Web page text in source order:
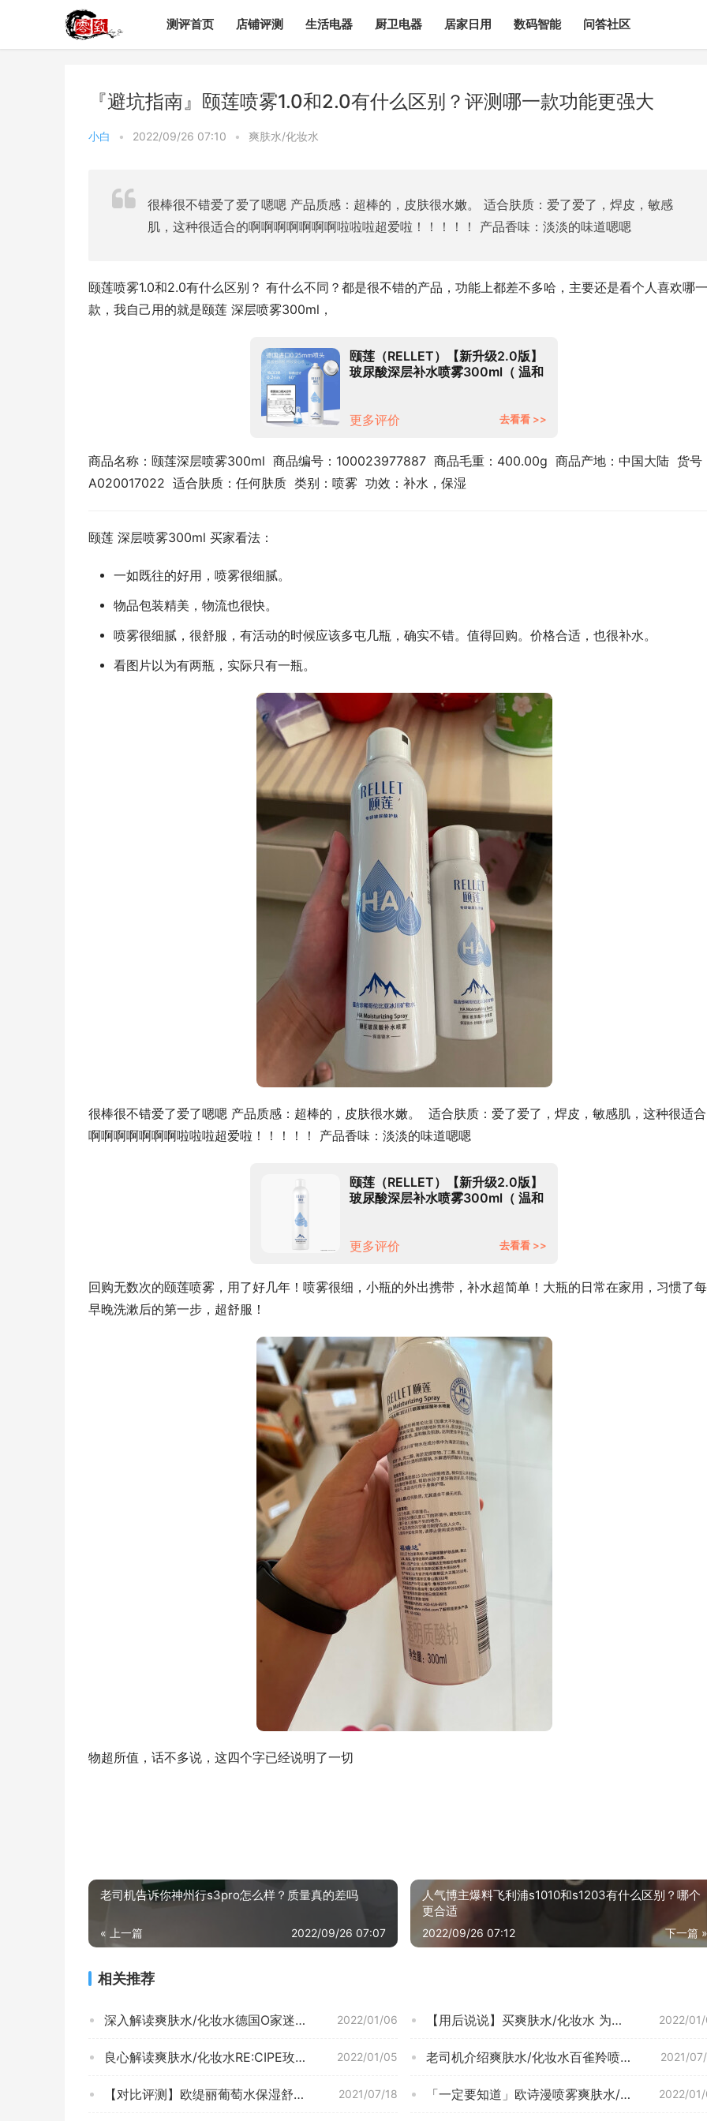
测评首页 店铺评测 生活电器 厨卫电器 居家日用 数码智能 问答社区
『避坑指南』颐莲喷雾1.0和2.0有什么区别？评测哪一款功能更强大
小白 • 2022/09/26 07:10 • 爽肤水/化妆水
很棒很不错爱了爱了嗯嗯 产品质感：超棒的，皮肤很水嫩。 适合肤质：爱了爱了，焊皮，敏感
肌，这种很适合的啊啊啊啊啊啊啊啦啦啦超爱啦！！！！！ 产品香味：淡淡的味道嗯嗯
颐莲喷雾1.0和2.0有什么区别？ 有什么不同？都是很不错的产品，功能上都差不多哈，主要还是看个人喜欢哪一
款，我自己用的就是颐莲 深层喷雾300ml，
颐莲（RELLET）【新升级2.0版】
玻尿酸深层补水喷雾300ml（ 温和
更多评价 去看看 >>
商品名称：颐莲深层喷雾300ml  商品编号：100023977887  商品毛重：400.00g  商品产地：中国大陆  货号
A020017022  适合肤质：任何肤质  类别：喷雾  功效：补水，保湿
颐莲 深层喷雾300ml 买家看法：
一如既往的好用，喷雾很细腻。
物品包装精美，物流也很快。
喷雾很细腻，很舒服，有活动的时候应该多屯几瓶，确实不错。值得回购。价格合适，也很补水。
看图片以为有两瓶，实际只有一瓶。
很棒很不错爱了爱了嗯嗯 产品质感：超棒的，皮肤很水嫩。  适合肤质：爱了爱了，焊皮，敏感肌，这种很适
啊啊啊啊啊啊啊啦啦啦超爱啦！！！！！ 产品香味：淡淡的味道嗯嗯
颐莲（RELLET）【新升级2.0版】
玻尿酸深层补水喷雾300ml（ 温和
更多评价 去看看 >>
回购无数次的颐莲喷雾，用了好几年！喷雾很细，小瓶的外出携带，补水超简单！大瓶的日常在家用，习惯了
早晚洗漱后的第一步，超舒服！
物超所值，话不多说，这四个字已经说明了一切
老司机告诉你神州行s3pro怎么样？质量真的差吗
« 上一篇 2022/09/26 07:07
人气博主爆料飞利浦s1010和s1203有什么区别？哪个
更合适
下一篇 »
2022/09/26 07:12
相关推荐
2022/01/06
深入解读爽肤水/化妆水德国O家迷迭香纯露500ml评测报告怎么样？质量不靠谱？ 2022/
【用后说说】买爽肤水/化妆水 为什么推荐 茱莉蔻馥郁玫瑰平衡花卉水100ml？评测质量怎么样？真的好吗！
2022/01/05
良心解读爽肤水/化妆水RE:CIPE玫瑰补水喷雾功能评测结果，看看买家怎么样评价的 2021/
老司机介绍爽肤水/化妆水百雀羚喷雾评测报告怎么样？质量不靠谱？
2021/07/18
【对比评测】欧缇丽葡萄水保湿舒缓喷雾 75ml 怎么样？质量更好的爽肤水/化妆水需要了解哪些细节！ 2022/
「一定要知道」欧诗漫喷雾爽肤水/化妆水评测报告怎么样？质量不靠谱？